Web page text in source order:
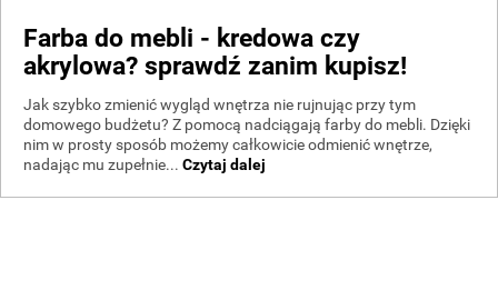
Farba do mebli - kredowa czy
akrylowa? sprawdź zanim kupisz!
Jak szybko zmienić wygląd wnętrza nie rujnując przy tym
domowego budżetu? Z pomocą nadciągają farby do mebli. Dzięki
nim w prosty sposób możemy całkowicie odmienić wnętrze,
nadając mu zupełnie... Czytaj dalej